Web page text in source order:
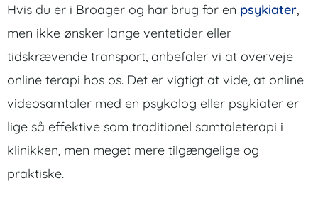
Hvis du er i Broager og har brug for en psykiater,
men ikke ønsker lange ventetider eller
tidskrævende transport, anbefaler vi at overveje
online terapi hos os. Det er vigtigt at vide, at online
videosamtaler med en psykolog eller psykiater er
lige så effektive som traditionel samtaleterapi i
klinikken, men meget mere tilgængelige og
praktiske.